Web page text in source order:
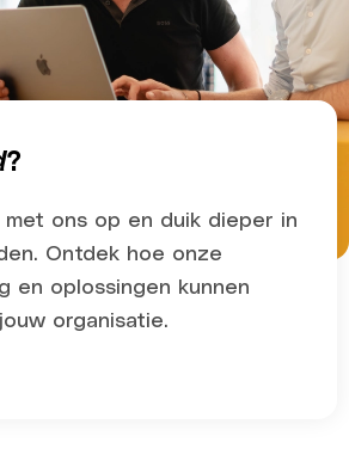
?
ons op en duik dieper in
Ontdek hoe onze
en oplossingen kunnen
organisatie.